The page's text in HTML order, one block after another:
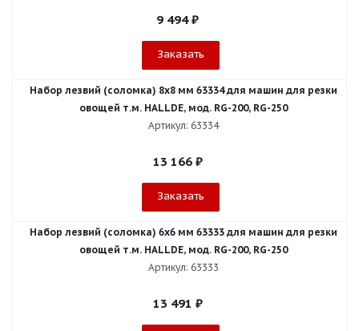
9 494₽
Заказать
Набор лезвий (соломка) 8х8 мм 63334 для машин для резки
овощей т.м. HALLDE, мод. RG-200, RG-250
Артикул: 63334
13 166₽
Заказать
Набор лезвий (соломка) 6х6 мм 63333 для машин для резки
овощей т.м. HALLDE, мод. RG-200, RG-250
Артикул: 63333
13 491 ₽